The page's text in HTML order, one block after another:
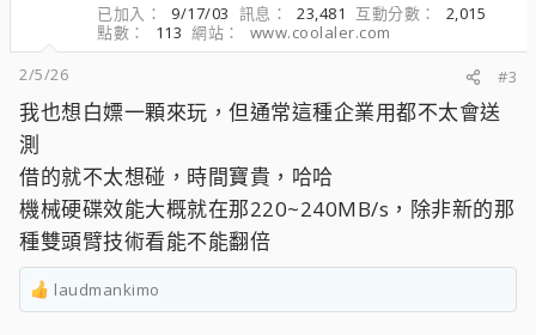
已加入
9/17/03 訊息 23,481 互動分數
2,015
點數
113 網站
www.coolaler.com
2/5/26
#3
我也想白嫖一顆來玩，但通常這種企業用都不太會送
測
借的就不太想碰，時間寶貴，哈哈
機械硬碟效能大概就在那220~240MB/s，除非新的那
種雙頭臂技術看能不能翻倍
R
laudmankimo